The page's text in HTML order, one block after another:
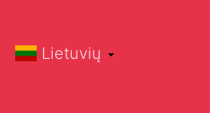
Lietuvių